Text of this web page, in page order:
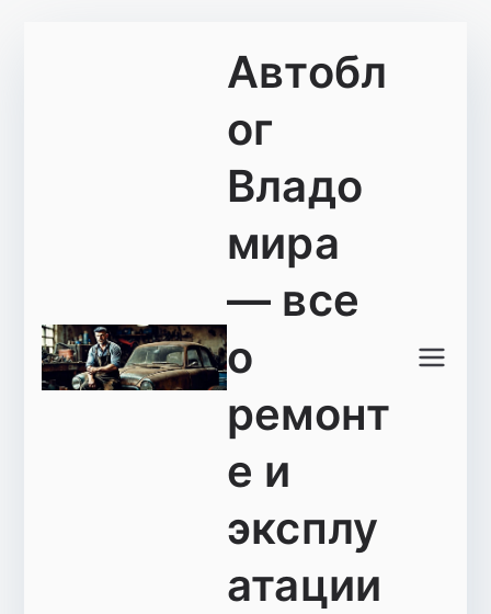
Автобл
ог
Владо
мира
— все
о
ремонт
е и
эксплу
атации